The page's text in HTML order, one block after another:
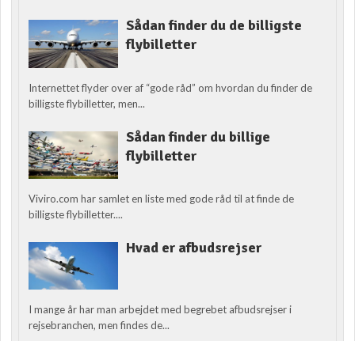
Sådan finder du de billigste
flybilletter
Internettet flyder over af “gode råd” om hvordan du finder de
billigste flybilletter, men...
Sådan finder du billige
flybilletter
Viviro.com har samlet en liste med gode råd til at finde de
billigste flybilletter....
Hvad er afbudsrejser
I mange år har man arbejdet med begrebet afbudsrejser i
rejsebranchen, men findes de...